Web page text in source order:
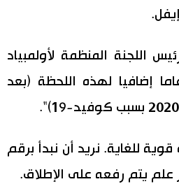
اللجنة المنظمة لأولمبياد
عاما إضافيا لهذه اللحظة (بعد
للغاية. نريد أن نبدأ برقم
علم يتم رفعه على الإطلاق.